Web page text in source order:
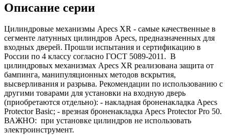
Описание серии
Цилиндровые механизмы Apecs XR - самые качественные в
сегменте латунных цилиндров Apecs, предназначенных для
входных дверей. Прошли испытания и сертификацию в
России по 4 классу согласно ГОСТ 5089-2011. В
цилиндровых механизмах Apecs XR реализована защита от
бампинга, манипуляционных методов вскрытия,
высверливания и разрыва. Рекомендации по использованию с
другими товарами для установки на входную дверь
(приобретаются отдельно): - накладная броненакладка Apecs
Protector Basic; - врезная броненакладка Apecs Protector Pro 50.
ВАЖНО: при установке цилиндров не использовать
электроинструмент.